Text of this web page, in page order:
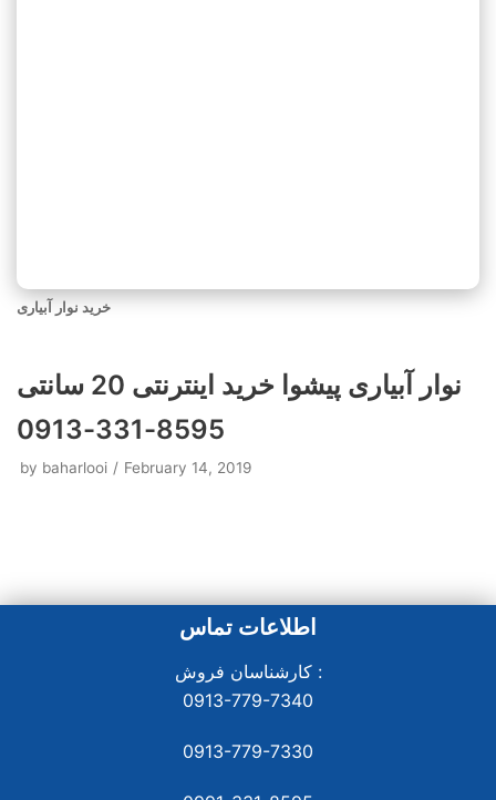
خرید نوار آبیاری
نوار آبیاری پیشوا خرید اینترنتی 20 سانتی
8595-331-0913
by baharlooi February 14, 2019
اطلاعات تماس
کارشناسان فروش :
0913-779-7340
0913-779-7330